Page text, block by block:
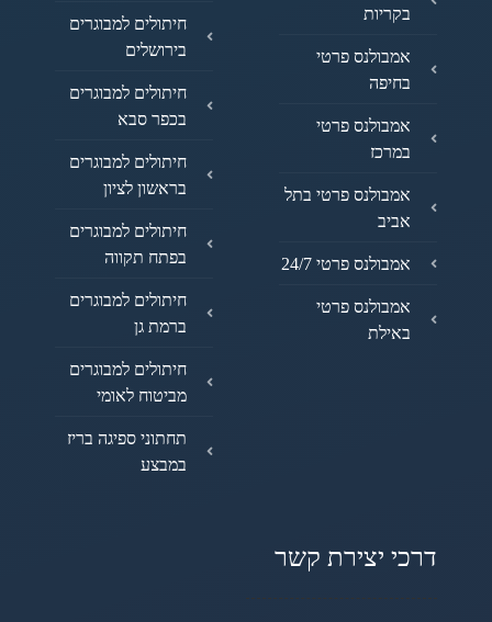
בקריות
אמבולנס פרטי
בחיפה
אמבולנס פרטי
במרכז
אמבולנס פרטי בתל
אביב
אמבולנס פרטי 24/7
אמבולנס פרטי
באילת
חיתולים למבוגרים
בירושלים
חיתולים למבוגרים
בכפר סבא
חיתולים למבוגרים
בראשון לציון
חיתולים למבוגרים
בפתח תקווה
חיתולים למבוגרים
ברמת גן
חיתולים למבוגרים
מביטוח לאומי
תחתוני ספיגה בריז
במבצע
דרכי יצירת קשר